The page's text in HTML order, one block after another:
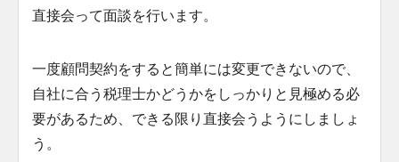
直接会って面談を行います。
一度顧問契約をすると簡単には変更できないので、
自社に合う税理士かどうかをしっかりと見極める必
要があるため、できる限り直接会うようにしましょ
う。